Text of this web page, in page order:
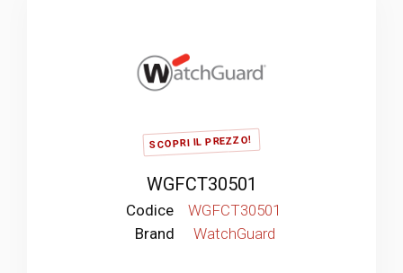
SCOPRI IL PREZZO!
WGFCT30501
Codice
WGFCT30501
Brand
WatchGuard